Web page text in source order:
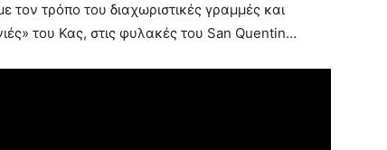
τον τρόπο του διαχωριστικές γραμμές και
του Κας, στις φυλακές του San Quentin…